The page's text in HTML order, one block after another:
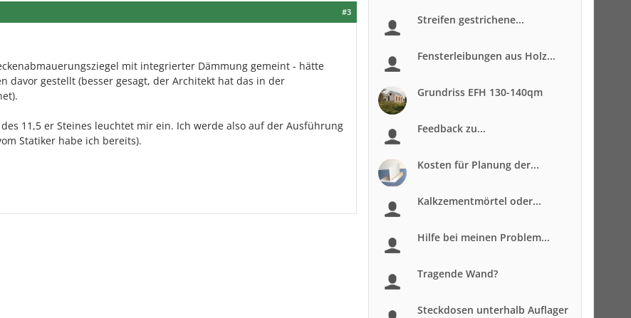
#3
mit integrierter Dämmung gemeint - hätte
davor gestellt (besser gesagt, der Architekt hat das in der
11,5 er Steines leuchtet mir ein. Ich werde also auf der Ausführung
Statiker habe ich bereits).
Streifen gestrichene...
Fensterleibungen aus Holz...
Grundriss EFH 130-140qm
Feedback zu...
Kosten für Planung der...
Kalkzementmörtel oder...
Hilfe bei meinen Problem...
Tragende Wand?
Steckdosen unterhalb Auflager